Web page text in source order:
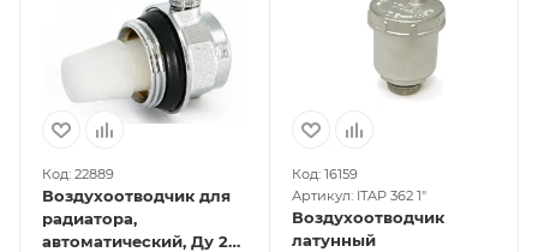
Код: 22889
Воздухоотводчик для
радиатора,
автоматический, Ду 25
Код: 16159
Артикул: ITAP 362 1"
Воздухоотводчик
латунный